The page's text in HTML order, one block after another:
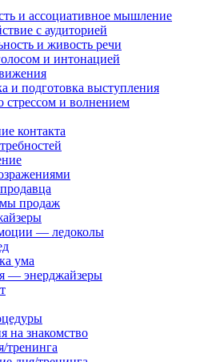
и ассоциативное мышление
с аудиторией
и живость речи
и интонацией
и подготовка выступления
стрессом и волнением
контакта
продаж
— ледоколы
ума
— энерджайзеры
на знакомство
тренинга